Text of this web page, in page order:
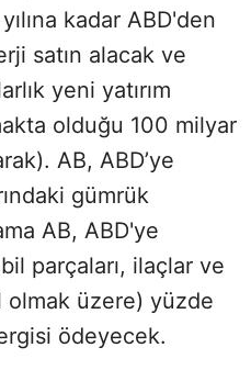
kadar ABD'den
satın alacak ve
yeni yatırım
olduğu 100 milyar
AB, ABD’ye
gümrük
AB, ABD'ye
parçaları, ilaçlar ve
olmak üzere) yüzde
ödeyecek.